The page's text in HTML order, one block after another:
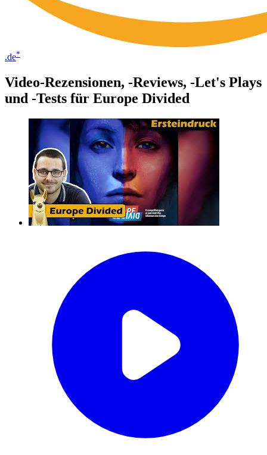
.de*
Video-Rezensionen, -Reviews, -Let's Plays
und -Tests für Europe Divided